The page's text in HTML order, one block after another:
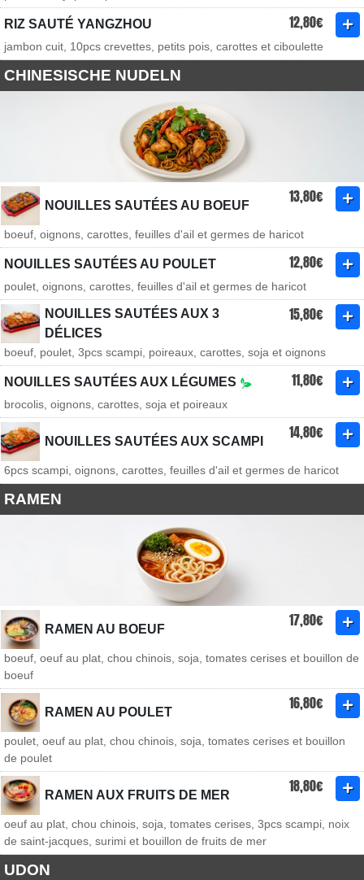
RIZ SAUTÉ YANGZHOU 12,80€
jambon cuit, 10pcs crevettes, petits pois, carottes et ciboulette
CHINESISCHE NUDELN
NOUILLES SAUTÉES AU BOEUF 13,80€
boeuf, oignons, carottes, feuilles d'ail et germes de haricot
NOUILLES SAUTÉES AU POULET 12,80€
poulet, oignons, carottes, feuilles d'ail et germes de haricot
NOUILLES SAUTÉES AUX 3
DÉLICES
15,80€
boeuf, poulet, 3pcs scampi, poireaux, carottes, soja et oignons
NOUILLES SAUTÉES AUX LÉGUMES 11,80€
brocolis, oignons, carottes, soja et poireaux
NOUILLES SAUTÉES AUX SCAMPI 14,80€
6pcs scampi, oignons, carottes, feuilles d'ail et germes de haricot
RAMEN
RAMEN AU BOEUF 17,80€
boeuf, oeuf au plat, chou chinois, soja, tomates cerises et bouillon de
boeuf
RAMEN AU POULET 16,80€
poulet, oeuf au plat, chou chinois, soja, tomates cerises et bouillon
de poulet
RAMEN AUX FRUITS DE MER 18,80€
oeuf au plat, chou chinois, soja, tomates cerises, 3pcs scampi, noix
de saint-jacques, surimi et bouillon de fruits de mer
UDON